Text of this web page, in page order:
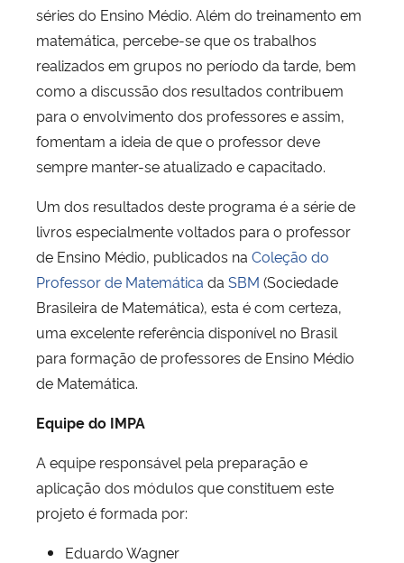
séries do Ensino Médio. Além do treinamento em
matemática, percebe-se que os trabalhos
realizados em grupos no período da tarde, bem
como a discussão dos resultados contribuem
para o envolvimento dos professores e assim,
fomentam a ideia de que o professor deve
sempre manter-se atualizado e capacitado.
Um dos resultados deste programa é a série de
livros especialmente voltados para o professor
de Ensino Médio, publicados na Coleção do
Professor de Matemática da SBM (Sociedade
Brasileira de Matemática), esta é com certeza,
uma excelente referência disponível no Brasil
para formação de professores de Ensino Médio
de Matemática.
Equipe do IMPA
A equipe responsável pela preparação e
aplicação dos módulos que constituem este
projeto é formada por:
Eduardo Wagner​